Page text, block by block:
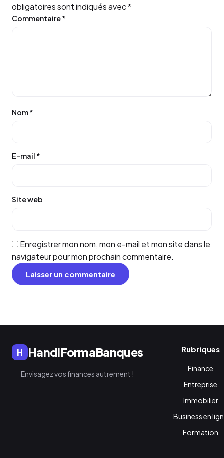
obligatoires sont indiqués avec*
Commentaire*
Nom*
E-mail *
Site web
Enregistrer mon nom, mon e-mail et mon site dans le
navigateur pour mon prochain commentaire.
H HandiFormaBanques
Envisagez vos finances autrement !
Rubriques
Finance
Entreprise
Immobilier
Business en
Formation